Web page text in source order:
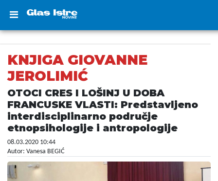
KNJIGA GIOVANNE
JEROLIMIĆ
OTOCI CRES I LOŠINJ U DOBA
FRANCUSKE VLASTI: Predstavljeno
interdisciplinarno područje
etnopsihologije i antropologije
08.03.2020 10:44
Autor: Vanesa BEGIĆ